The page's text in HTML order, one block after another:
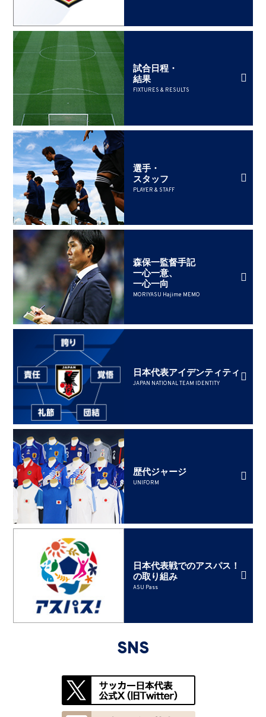
試合日程・
結果
FIXTURES & RESULTS
選手・
スタッフ
PLAYER & STAFF
森保一監督手記
一心一意、
一心一向
MORIYASU Hajime MEMO
日本代表アイデンティティ
JAPAN NATIONAL TEAM IDENTITY
歴代ジャージ
UNIFORM
日本代表戦でのアスパス！
の取り組み
ASU Pass
SNS